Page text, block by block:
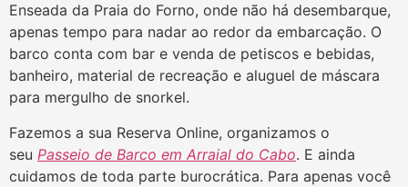
Enseada da Praia do Forno, onde não há desembarque,
apenas tempo para nadar ao redor da embarcação. O
barco conta com bar e venda de petiscos e bebidas,
banheiro, material de recreação e aluguel de máscara
para mergulho de snorkel.
Fazemos a sua Reserva Online, organizamos o
seu Passeio de Barco em Arraial do Cabo. E ainda
cuidamos de toda parte burocrática. Para apenas você